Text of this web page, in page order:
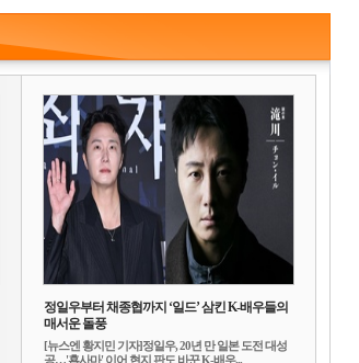
정일우부터 채종협까지 ‘일드’ 삼킨 K-배우들의
매서운 돌풍
[뉴스엔 황지민 기자]정일우, 20년 만 일본 도전 대성
공…'횹사마' 이어 현지 판도 바꾼 K-배우...